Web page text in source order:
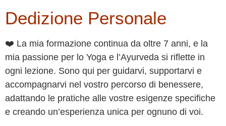
Dedizione Personale
❤️ La mia formazione continua da oltre 7 anni, e la
mia passione per lo Yoga e l’Ayurveda si riflette in
ogni lezione. Sono qui per guidarvi, supportarvi e
accompagnarvi nel vostro percorso di benessere,
adattando le pratiche alle vostre esigenze specifiche
e creando un’esperienza unica per ognuno di voi.